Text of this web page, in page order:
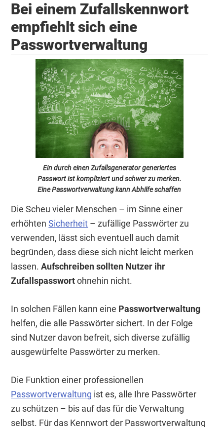
Bei einem Zufallskennwort
empfiehlt sich eine
Passwortverwaltung
Ein durch einen Zufallsgenerator generiertes
Passwort ist kompliziert und schwer zu merken.
Eine Passwortverwaltung kann Abhilfe schaffen
Die Scheu vieler Menschen – im Sinne einer
erhöhtenSicherheit – zufällige Passwörter zu
verwenden, lässt sich eventuell auch damit
begründen, dass diese sich nicht leicht merken
lassen.Aufschreiben sollten Nutzer ihr
Zufallspasswortohnehin nicht.
In solchen Fällen kann eine Passwortverwaltung
helfen, die alle Passwörter sichert. In der Folge
sind Nutzer davon befreit, sich diverse zufällig
ausgewürfelte Passwörter zu merken.
Die Funktion einer professionellen
Passwortverwaltung ist es, alle Ihre Passwörter
zu schützen – bis auf das für die Verwaltung
selbst. Für das Kennwort der Passwortverwaltung